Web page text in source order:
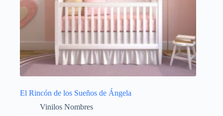
El Rincón de los Sueños de Ángela
Vinilos Nombres